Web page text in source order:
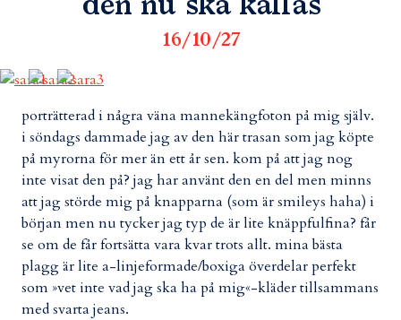
den nu ska kallas
16/10/27
porträtterad i några väna mannekängfoton på mig själv.
i söndags dammade jag av den här trasan som jag köpte
på myrorna för mer än ett år sen. kom på att jag nog
inte visat den på? jag har använt den en del men minns
att jag störde mig på knapparna (som är smileys haha) i
början men nu tycker jag typ de är lite knäppfulfina? får
se om de får fortsätta vara kvar trots allt. mina bästa
plagg är lite a-linjeformade/boxiga överdelar perfekt
som »vet inte vad jag ska ha på mig«-kläder tillsammans
med svarta jeans.